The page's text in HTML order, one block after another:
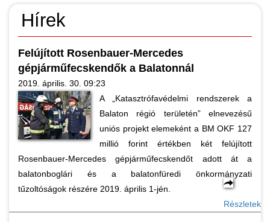
Hírek
Felújított Rosenbauer-Mercedes
gépjárműfecskendők a Balatonnál
2019. április. 30. 09:23
A „Katasztrófavédelmi rendszerek a
Balaton régió területén” elnevezésű
uniós projekt elemeként a BM OKF 127
millió forint értékben két felújított
Rosenbauer-Mercedes gépjárműfecskendőt adott át a
balatonboglári és a balatonfüredi önkormányzati
tűzoltóságok részére 2019. április 1-jén.
Részletek